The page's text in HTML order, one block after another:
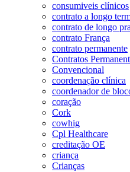
consumiveis clínicos
contrato a longo
contrato de longo
contrato França
contrato permanente
Contratos
Convencional
coordenação clínica
coordenador de
coração
Cork
cowhig
Cpl Healthcare
creditação OE
criança
Crianças